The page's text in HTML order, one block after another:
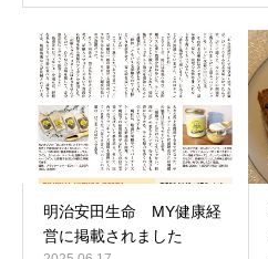
明治安田生命 MY健康経
営に掲載されました